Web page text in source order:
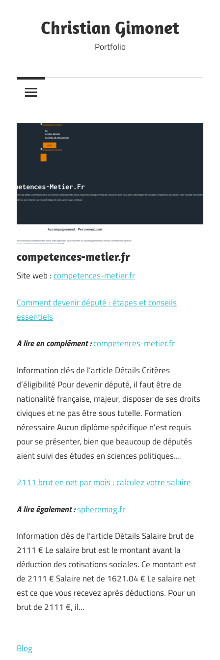
contentChristian Gimonet
Portfolio
competences-metier.fr
Site web :competences-metier.fr
Comment devenir député : étapes et conseils
essentiels
A lire en complément :competences-metier.fr
Information clés de l’article Détails Critères
d’éligibilité Pour devenir député, il faut être de
nationalité française, majeur, disposer de ses droits
civiques et ne pas être sous tutelle. Formation
nécessaire Aucun diplôme spécifique n’est requis
pour se présenter, bien que beaucoup de députés
aient suivi des études en sciences politiques.…
2111 brut en net par mois : calculez votre salaire
A lire également :spheremag.fr
Information clés de l’article Détails Salaire brut de
2111 € Le salaire brut est le montant avant la
déduction des cotisations sociales. Ce montant est
de 2111 € Salaire net de 1621.04 € Le salaire net
est ce que vous recevez après déductions. Pour un
brut de 2111 €, il…
Blog